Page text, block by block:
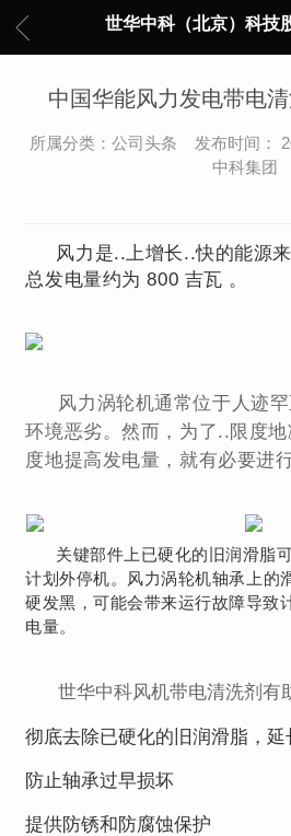
世华中科（北京）科技
中国华能风力发电带电
所属分类：公司头条 发布时间：
中科集团
风力是..上增长..快的能源
总发电量约为 800 吉瓦 。
风力涡轮机通常位于人迹
环境恶劣。然而，为了..限度
度地提高发电量，就有必要进
关键部件上已硬化的旧润滑脂
计划外停机。 风力涡轮机轴承上的
硬发黑，可能会带来运行故障导致
电量。
世华中科风机带电清洗剂有
彻底去除已硬化的旧润滑脂，延
防止轴承过早损坏
提供防锈和防腐蚀保护